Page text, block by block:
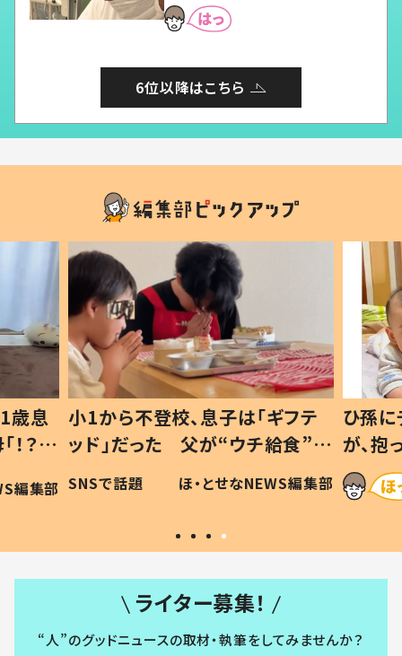
6位以降はこちら
歳息
？」
編集部
小1から不登校、息子は「ギフテ
ッド」だった 父が“ウチ給食”を
作り続ける理由とは #令和の親
#令和の子
SNSで話題 ほ・とせなNEWS編集部
ひ孫
が、
「涙が
い」
ライター募集！
“人”のグッドニュースの取材・執筆をしてみませんか？